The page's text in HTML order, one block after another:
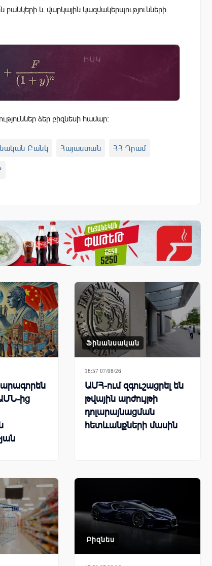
և վարկային կազմակերպությունների
ձեր բիզնեսի համար:
Բանկ Հայաստան ՀՀ Դրամ
ից
Ֆինանսական
18:57 07/08/26
ԱՄՀ-ում զգուշացրել են
թվային արժույթի
դոլարայնացման
հետևանքների մասին
Բիզնես